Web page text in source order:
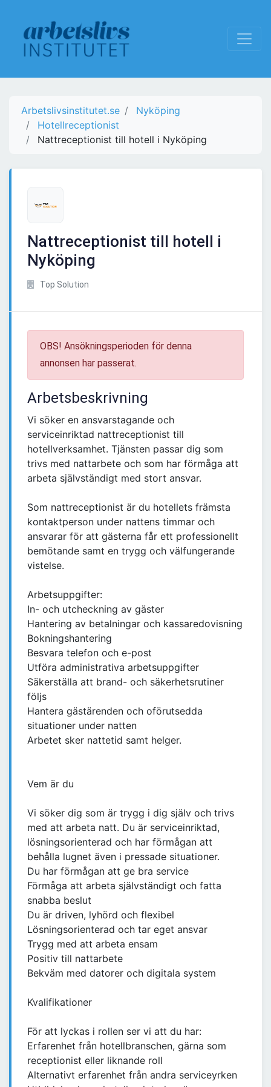
Arbetslivsinstitutet.se
Nyköping
Hotellreceptionist
Nattreceptionist till hotell i Nyköping
Nattreceptionist till hotell i
Nyköping
Top Solution
OBS! Ansökningsperioden för denna
annonsen har passerat.
Arbetsbeskrivning
Vi söker en ansvarstagande och
serviceinriktad nattreceptionist till
hotellverksamhet. Tjänsten passar dig som
trivs med nattarbete och som har förmåga att
arbeta självständigt med stort ansvar.
Som nattreceptionist är du hotellets främsta
kontaktperson under nattens timmar och
ansvarar för att gästerna får ett professionellt
bemötande samt en trygg och välfungerande
vistelse.
Arbetsuppgifter:
In- och utcheckning av gäster
Hantering av betalningar och kassaredovisning
Bokningshantering
Besvara telefon och e-post
Utföra administrativa arbetsuppgifter
Säkerställa att brand- och säkerhetsrutiner
följs
Hantera gästärenden och oförutsedda
situationer under natten
Arbetet sker nattetid samt helger.
Vem är du
Vi söker dig som är trygg i dig själv och trivs
med att arbeta natt. Du är serviceinriktad,
lösningsorienterad och har förmågan att
behålla lugnet även i pressade situationer.
Du har förmågan att ge bra service
Förmåga att arbeta självständigt och fatta
snabba beslut
Du är driven, lyhörd och flexibel
Lösningsorienterad och tar eget ansvar
Trygg med att arbeta ensam
Positiv till nattarbete
Bekväm med datorer och digitala system
Kvalifikationer
För att lyckas i rollen ser vi att du har:
Erfarenhet från hotellbranschen, gärna som
receptionist eller liknande roll
Alternativt erfarenhet från andra serviceyrken